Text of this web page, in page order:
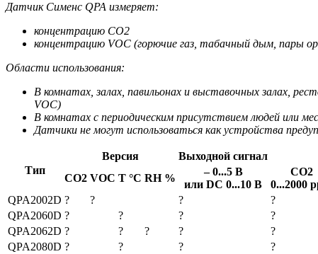
Датчик Сименс QPA измеряет:
концентрацию СO2
концентрацию VOC (горючие газ, табачный дым, пары
Области использования:
В комнатах, залах, павильонах и выставочных залах,
VOC)
В комнатах с периодическим присутствием людей или
Датчики не могут использоваться как устройства
Тип
Версия Выходной сигнал
CO2 VOC Т °C RH %
– 0...5 В
или DC 0...10 В
СO2
0...2000
QPA2002D ? ? ? ?
QPA2060D ? ? ? ?
QPA2062D ? ? ? ? ?
QPA2080D ? ? ? ?